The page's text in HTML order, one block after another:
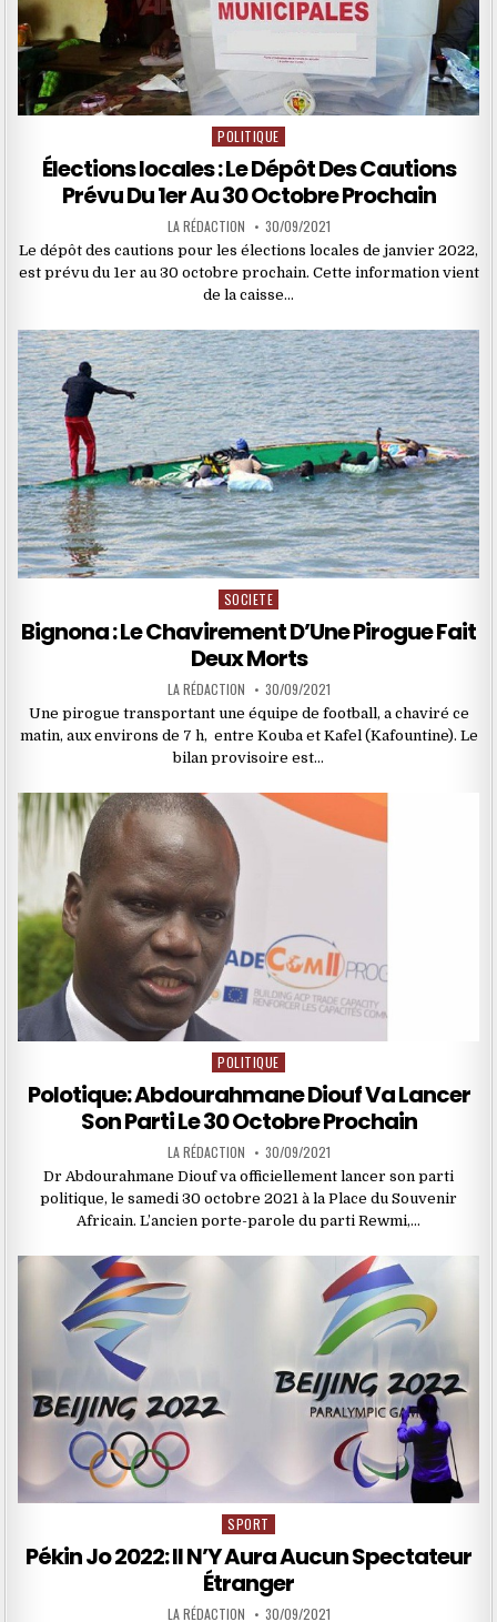
Posted
POLITIQUE
Élections locales : Le Dépôt Des Cautions
Prévu Du 1er Au 30 Octobre Prochain
LA RÉDACTION 30/09/2021
Le dépôt des cautions pour les élections locales de janvier 2022,
est prévu du 1er au 30 octobre prochain. Cette information vient
de la caisse…
Posted
SOCIETE
Bignona : Le Chavirement D’Une Pirogue Fait
Deux Morts
LA RÉDACTION 30/09/2021
Une pirogue transportant une équipe de football, a chaviré ce
matin, aux environs de 7 h, entre Kouba et Kafel (Kafountine). Le
bilan provisoire est…
Posted
POLITIQUE
Polotique: Abdourahmane Diouf Va Lancer
Son Parti Le 30 Octobre Prochain
LA RÉDACTION 30/09/2021
Dr Abdourahmane Diouf va officiellement lancer son parti
politique, le samedi 30 octobre 2021 à la Place du Souvenir
Africain. L’ancien porte-parole du parti Rewmi,…
Posted
in
SPORT
Pékin Jo 2022: Il N’Y Aura Aucun Spectateur
Étranger
LA RÉDACTION 30/09/2021